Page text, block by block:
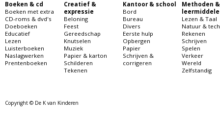
Boeken & cd
Boeken met extra
CD-roms & dvd's
Doeboeken
Educatief
Lezen
Luisterboeken
Naslagwerken
Prentenboeken
Creatief &
expressie
Beloning
Feest
Gereedschap
Knutselen
Muziek
Papier & karton
Schilderen
Tekenen
Kantoor & school
Bord
Bureau
Divers
Eerste hulp
Opbergen
Papier
Schrijven &
corrigeren
Methoden &
Lezen & Taal
Natuur &
Rekenen
Schrijven
Spelen
Verkeer
Wereld
Zelfstandig
Copyright © De K van Kinderen